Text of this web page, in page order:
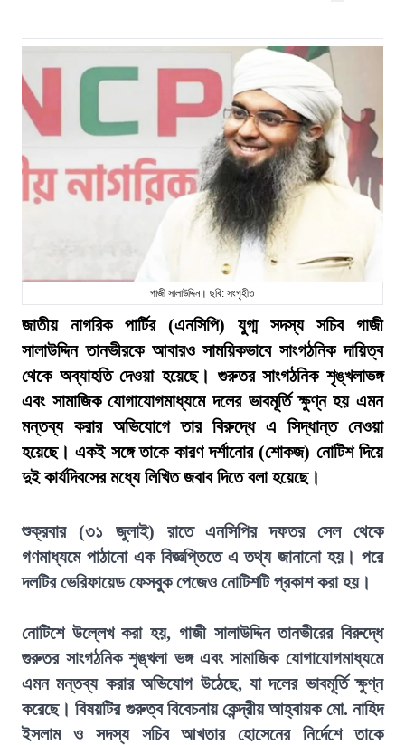
গাজী সালাউদ্দিন। ছবি: সংগৃহীত
জাতীয় নাগরিক পার্টির (এনসিপি) যুগ্ম সদস্য সচিব গাজী
সালাউদ্দিন তানভীরকে আবারও সাময়িকভাবে সাংগঠনিক দায়িত্ব
থেকে অব্যাহতি দেওয়া হয়েছে। গুরুতর সাংগঠনিক শৃঙ্খলাভঙ্গ
এবং সামাজিক যোগাযোগমাধ্যমে দলের ভাবমূর্তি ক্ষুণ্ন হয় এমন
মন্তব্য করার অভিযোগে তার বিরুদ্ধে এ সিদ্ধান্ত নেওয়া
হয়েছে। একই সঙ্গে তাকে কারণ দর্শানোর (শোকজ) নোটিশ দিয়ে
দুই কার্যদিবসের মধ্যে লিখিত জবাব দিতে বলা হয়েছে।
শুক্রবার (৩১ জুলাই) রাতে এনসিপির দফতর সেল থেকে
গণমাধ্যমে পাঠানো এক বিজ্ঞপ্তিতে এ তথ্য জানানো হয়। পরে
দলটির ভেরিফায়েড ফেসবুক পেজেও নোটিশটি প্রকাশ করা হয়।
নোটিশে উল্লেখ করা হয়, গাজী সালাউদ্দিন তানভীরের বিরুদ্ধে
গুরুতর সাংগঠনিক শৃঙ্খলা ভঙ্গ এবং সামাজিক যোগাযোগমাধ্যমে
এমন মন্তব্য করার অভিযোগ উঠেছে, যা দলের ভাবমূর্তি ক্ষুণ্ন
করেছে। বিষয়টির গুরুত্ব বিবেচনায় কেন্দ্রীয় আহ্বায়ক মো. নাহিদ
ইসলাম ও সদস্য সচিব আখতার হোসেনের নির্দেশে তাকে